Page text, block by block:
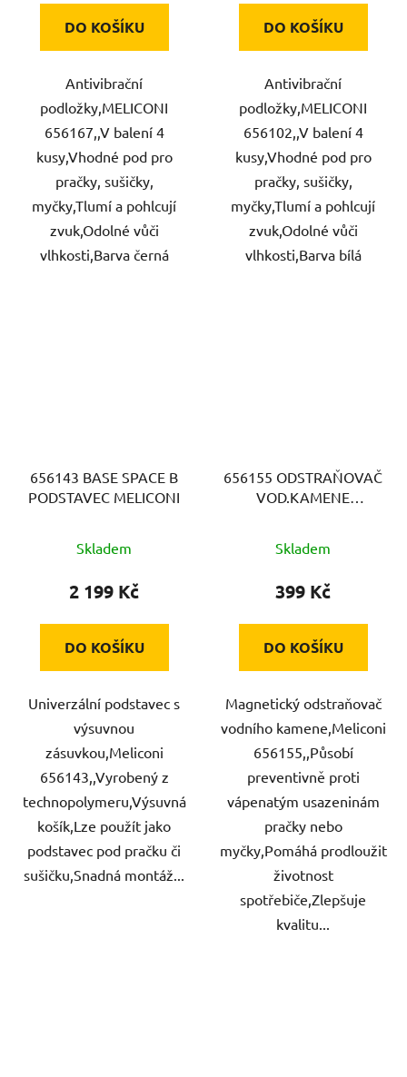
DO KOŠÍKU
Antivibrační
podložky,MELICONI
656167,,V balení 4
kusy,Vhodné pod pro
pračky, sušičky,
myčky,Tlumí a pohlcují
zvuk,Odolné vůči
vlhkosti,Barva černá
DO KOŠÍKU
Antivibrační
podložky,MELICONI
656102,,V balení 4
kusy,Vhodné pod pro
pračky, sušičky,
myčky,Tlumí a pohlcují
zvuk,Odolné vůči
vlhkosti,Barva bílá
656143 BASE SPACE B
PODSTAVEC MELICONI
Skladem
2 199 Kč
DO KOŠÍKU
Univerzální podstavec s
výsuvnou
zásuvkou,Meliconi
656143,,Vyrobený z
technopolymeru,Výsuvná
košík,Lze použít jako
podstavec pod pračku či
sušičku,Snadná montáž...
656155 ODSTRAŇOVAČ
VOD.KAMENE
Skladem
399 Kč
DO KOŠÍKU
Magnetický odstraňovač
vodního kamene,Meliconi
656155,,Působí
preventivně proti
vápenatým usazeninám
pračky nebo
myčky,Pomáhá prodloužit
životnost
spotřebiče,Zlepšuje
kvalitu...